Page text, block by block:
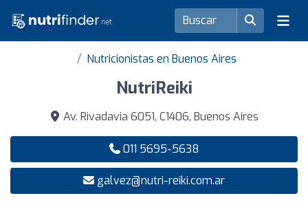
Nutricionistas en Buenos Aires
NutriReiki
Av. Rivadavia 6051, C1406, Buenos Aires
011 5695-5638
galvez@nutri-reiki.com.ar